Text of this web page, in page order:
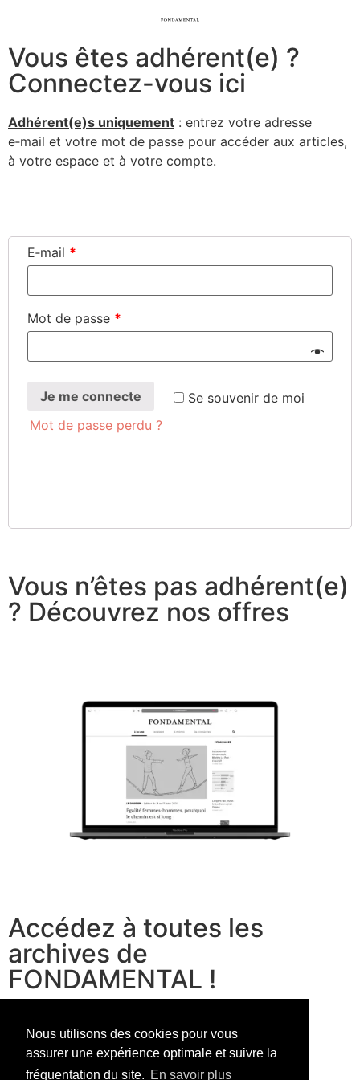
Nous utilisons des cookies pour vous
assurer une expérience optimale et suivre la
fréquentation du site. En savoir plus
Vous êtes adhérent(e) ?
Connectez-vous ici
Adhérent(e)s uni­que­ment : entrez votre adresse
e‑mail et votre mot de passe pour accé­der aux articles,
à votre espace et à votre compte.
E‑mail *
Mot de passe *
Se sou­ve­nir de moi
Je me connecte
Mot de passe perdu ?
Vous n’êtes pas adhérent(e)
? Découvrez nos offres
Accédez à toutes les
archives de
FONDAMENTAL !